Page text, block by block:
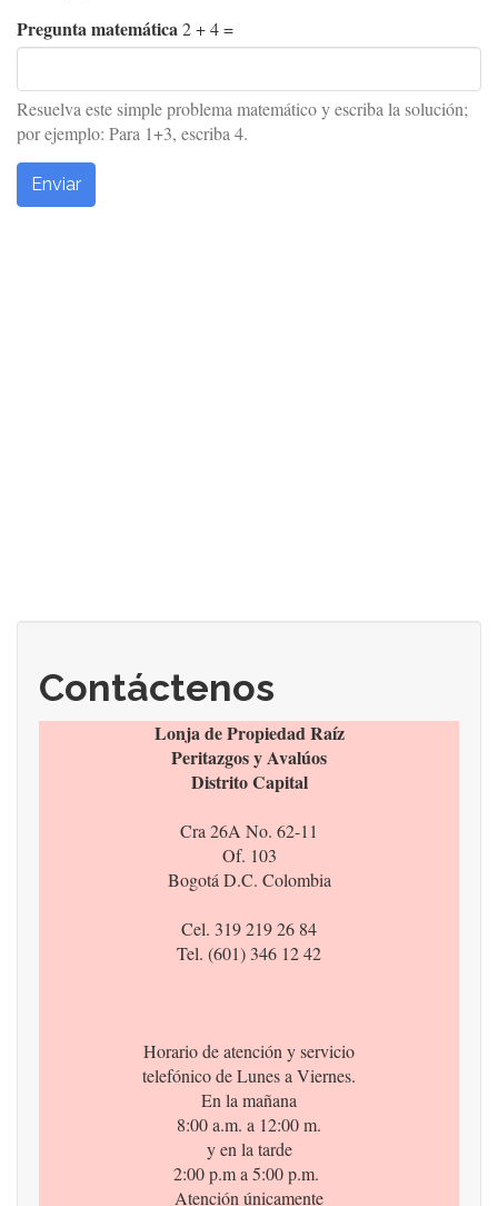
Pregunta matemática 2 + 4 =
Resuelva este simple problema matemático y escriba la solución;
por ejemplo: Para 1+3, escriba 4.
Enviar
Contáctenos
Lonja de Propiedad Raíz
Peritazgos y Avalúos
Distrito Capital
Cra 26A No. 62-11
Of. 103
Bogotá D.C. Colombia
Cel. 319 219 26 84
Tel. (601) 346 12 42
Horario de atención y servicio
telefónico de Lunes a Viernes.
En la mañana
8:00 a.m. a 12:00 m.
y en la tarde
2:00 p.m a 5:00 p.m.
Atención únicamente